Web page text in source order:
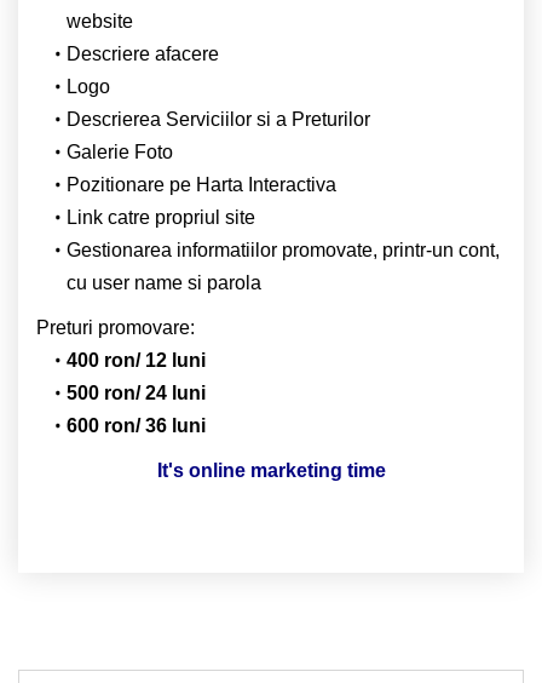
website
Descriere afacere
Logo
Descrierea Serviciilor si a Preturilor
Galerie Foto
Pozitionare pe Harta Interactiva
Link catre propriul site
Gestionarea informatiilor promovate, printr-un cont,
cu user name si parola
Preturi promovare:
400 ron/ 12 luni
500 ron/ 24 luni
600 ron/ 36 luni
It's online marketing time